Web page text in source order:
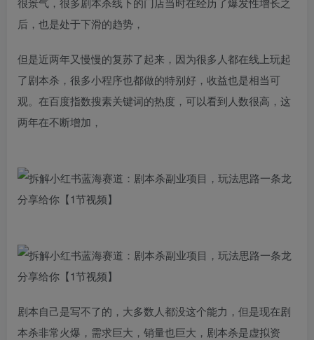
后，也是处于下滑的趋势，
但是近两年又慢慢的复苏了起来，因为很多人都在线上玩起
了剧本杀，很多小程序也都做的特别好，收益也是相当可
观。在百度指数搜素关键词的热度，可以看到人数很高，这
两年在不断增加，
剧本自己是写不了的，大多数人都没这个能力，但是现在剧
本杀非常火爆，需求巨大，销量也巨大，剧本杀是虚拟资